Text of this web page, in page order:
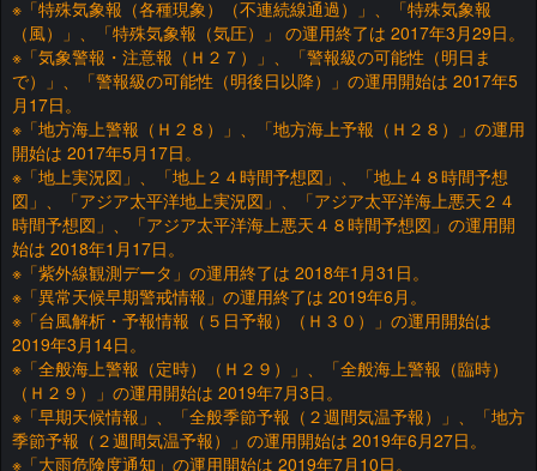
※「特殊気象報（各種現象）（不連続線通過）」、「特殊気象報
（風）」、「特殊気象報（気圧）」 の運用終了は 2017年3月29日。
※「気象警報・注意報（Ｈ２７）」、「警報級の可能性（明日ま
で）」、「警報級の可能性（明後日以降）」の運用開始は 2017年5
月17日。
※「地方海上警報（Ｈ２８）」、「地方海上予報（Ｈ２８）」の運用
開始は 2017年5月17日。
※「地上実況図」、「地上２４時間予想図」、「地上４８時間予想
図」、「アジア太平洋地上実況図」、「アジア太平洋海上悪天２４
時間予想図」、「アジア太平洋海上悪天４８時間予想図」の運用開
始は 2018年1月17日。
※「紫外線観測データ」の運用終了は 2018年1月31日。
※「異常天候早期警戒情報」の運用終了は 2019年6月。
※「台風解析・予報情報（５日予報）（Ｈ３０）」の運用開始は
2019年3月14日。
※「全般海上警報（定時）（Ｈ２９）」、「全般海上警報（臨時）
（Ｈ２９）」の運用開始は 2019年7月3日。
※「早期天候情報」、「全般季節予報（２週間気温予報）」、「地方
季節予報（２週間気温予報）」の運用開始は 2019年6月27日。
※「大雨危険度通知」の運用開始は 2019年7月10日。